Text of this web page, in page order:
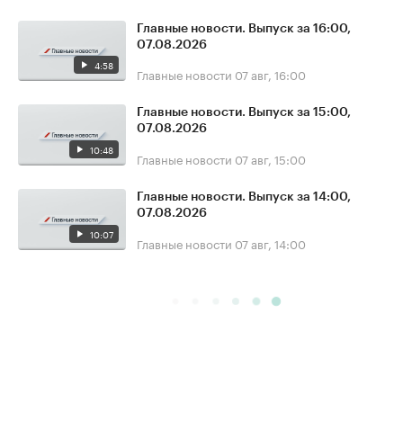
4:58
Главные новости. Выпуск за 16:00,
07.08.2026
Главные новости 07 авг, 16:00
10:48
Главные новости. Выпуск за 15:00,
07.08.2026
Главные новости 07 авг, 15:00
10:07
Главные новости. Выпуск за 14:00,
07.08.2026
Главные новости 07 авг, 14:00